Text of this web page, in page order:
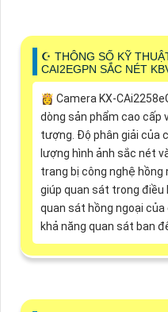
☪ THÔNG SỐ KỸ
CAI2EGPN SẮC NÉT
👸 Camera KX-
dòng sản phẩm cao cấp
tượng. Độ phân giải của
lượng hình ảnh sắc nét
trang bị công nghệ hồng
giúp quan sát trong điều
quan sát hồng ngoại
khả năng quan sát ban